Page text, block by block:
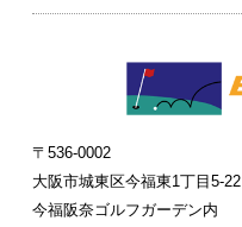
〒536-0002
大阪市城東区今福東1丁目5-22
今福阪奈ゴルフガーデン内